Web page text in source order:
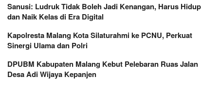
Sanusi: Ludruk Tidak Boleh Jadi Kenangan, Harus Hidup
dan Naik Kelas di Era Digital
Kapolresta Malang Kota Silaturahmi ke PCNU, Perkuat
Sinergi Ulama dan Polri
DPUBM Kabupaten Malang Kebut Pelebaran Ruas Jalan
Desa Adi Wijaya Kepanjen